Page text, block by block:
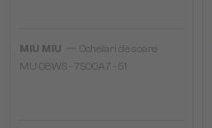
MIU MIU
Ochelari de soare
MU 08WS - 7S00A7 - 51